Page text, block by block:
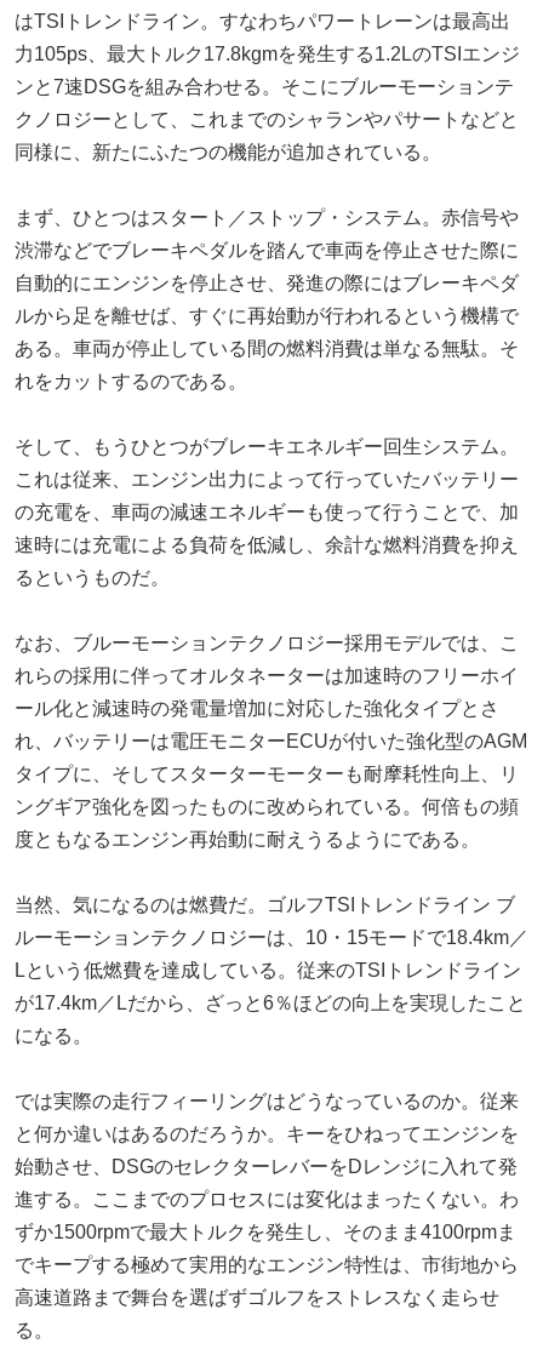
はTSIトレンドライン。すなわちパワートレーンは最高出
力105ps、最大トルク17.8kgmを発生する1.2LのTSIエンジ
ンと7速DSGを組み合わせる。そこにブルーモーションテ
クノロジーとして、これまでのシャランやパサートなどと
同様に、新たにふたつの機能が追加されている。
まず、ひとつはスタート／ストップ・システム。赤信号や
渋滞などでブレーキペダルを踏んで車両を停止させた際に
自動的にエンジンを停止させ、発進の際にはブレーキペダ
ルから足を離せば、すぐに再始動が行われるという機構で
ある。車両が停止している間の燃料消費は単なる無駄。そ
れをカットするのである。
そして、もうひとつがブレーキエネルギー回生システム。
これは従来、エンジン出力によって行っていたバッテリー
の充電を、車両の減速エネルギーも使って行うことで、加
速時には充電による負荷を低減し、余計な燃料消費を抑え
るというものだ。
なお、ブルーモーションテクノロジー採用モデルでは、こ
れらの採用に伴ってオルタネーターは加速時のフリーホイ
ール化と減速時の発電量増加に対応した強化タイプとさ
れ、バッテリーは電圧モニターECUが付いた強化型のAGM
タイプに、そしてスターターモーターも耐摩耗性向上、リ
ングギア強化を図ったものに改められている。何倍もの頻
度ともなるエンジン再始動に耐えうるようにである。
当然、気になるのは燃費だ。ゴルフTSIトレンドライン ブ
ルーモーションテクノロジーは、10・15モードで18.4km／
Lという低燃費を達成している。従来のTSIトレンドライン
が17.4km／Lだから、ざっと6％ほどの向上を実現したこと
になる。
では実際の走行フィーリングはどうなっているのか。従来
と何か違いはあるのだろうか。キーをひねってエンジンを
始動させ、DSGのセレクターレバーをDレンジに入れて発
進する。ここまでのプロセスには変化はまったくない。わ
ずか1500rpmで最大トルクを発生し、そのまま4100rpmま
でキープする極めて実用的なエンジン特性は、市街地から
高速道路まで舞台を選ばずゴルフをストレスなく走らせ
る。